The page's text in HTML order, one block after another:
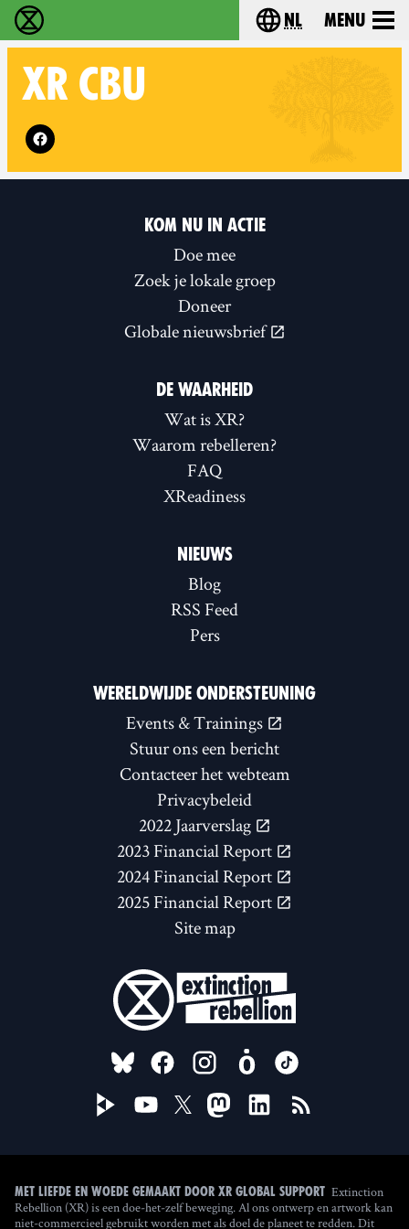
Extinction Rebellion - Home Choose your
nl Menu
XR CBU
Follow XR CBU on
KOM NU IN ACTIE
Doe mee
Zoek je lokale groep
Doneer
Globale nieuwsbrief
DE WAARHEID
Wat is XR?
Waarom rebelleren?
FAQ
XReadiness
NIEUWS
Blog
RSS Feed
Pers
WERELDWIJDE ONDERSTEUNING
Events & Trainings
Stuur ons een bericht
Contacteer het webteam
Privacybeleid
2022 Jaarverslag
2023 Financial Report
2024 Financial Report
2025 Financial Report
Site map
FOLLOW US ON
Met liefde en woede gemaakt door XR Global Support Extinction
Rebellion (XR) is een doe-het-zelf beweging. Al ons ontwerp en artwork kan
niet-commercieel gebruikt worden met als doel de planeet te redden. Dit